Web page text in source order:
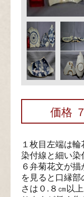
価格
１枚目左端は
染付線と細い染
６弁菊花文が
を見ると口縁
さは０.８㎝以